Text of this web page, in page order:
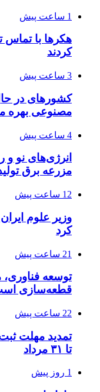
1 ساعت پیش
هکرها با
کردند
3 ساعت پیش
کشورهای در
مصنوعی بهره
4 ساعت پیش
انرژی‌های نو
مزرعه‌ برق
12 ساعت پیش
وزیر علوم
کرد
21 ساعت پیش
توسعه
قطعه‌سازی
22 ساعت پیش
تا ۳۱ مرداد
1 روز پیش